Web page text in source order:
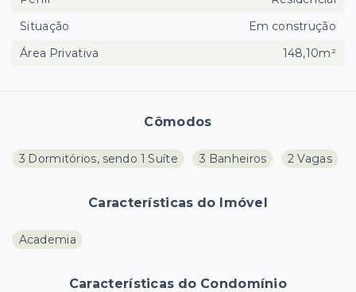
Cômodos
3 Dormitórios, sendo 1 Suíte 3 Banheiros 2 Vagas
Características do Imóvel
Academia
Características do Condomínio
Situação
Em construção
Área Privativa
148,10m²